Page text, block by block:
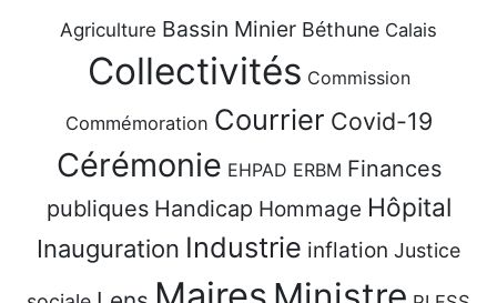
Agriculture Bassin Minier Béthune Calais
Collectivités Commission
Commémoration Courrier Covid-19
Cérémonie EHPAD ERBM Finances
publiques Handicap Hommage Hôpital
Inauguration Industrie inflation Justice